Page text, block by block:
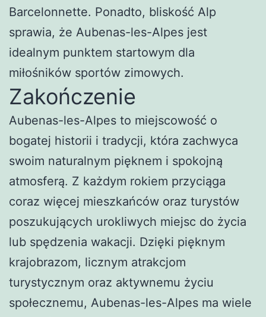
Barcelonnette. Ponadto, bliskość Alp
sprawia, że Aubenas-les-Alpes jest
idealnym punktem startowym dla
miłośników sportów zimowych.
Zakończenie
Aubenas-les-Alpes to miejscowość o
bogatej historii i tradycji, która zachwyca
swoim naturalnym pięknem i spokojną
atmosferą. Z każdym rokiem przyciąga
coraz więcej mieszkańców oraz turystów
poszukujących urokliwych miejsc do życia
lub spędzenia wakacji. Dzięki pięknym
krajobrazom, licznym atrakcjom
turystycznym oraz aktywnemu życiu
społecznemu, Aubenas-les-Alpes ma wiele